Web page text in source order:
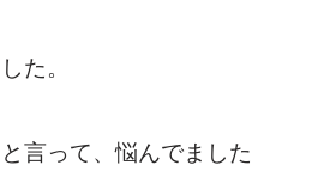
た。
言って、悩んでました